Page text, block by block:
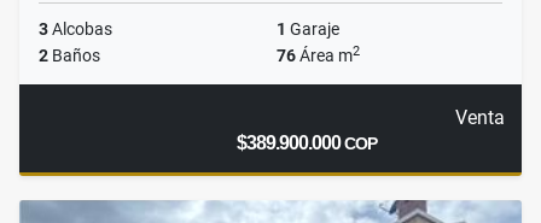
3Alcobas 1 Garaje
2 Baños 76Área m2
Venta
$389.900.000COP